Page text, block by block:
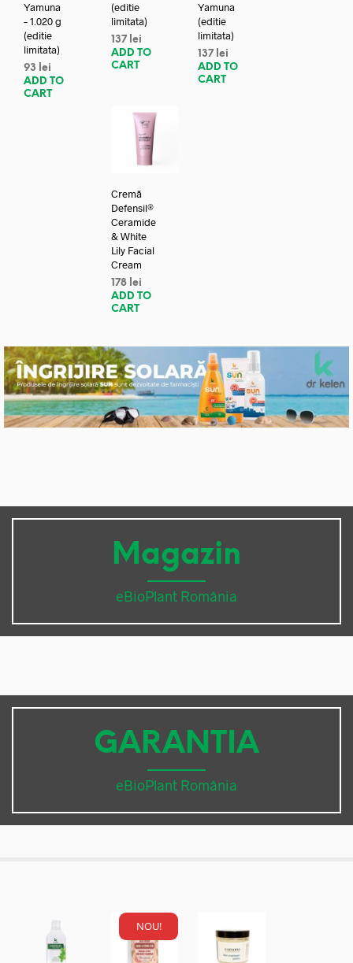
Yamuna
– 1.020 g
(editie
limitata)
93
lei
ADD TO
CART
(editie
limitata)
137 lei
ADD TO
CART
Yamuna
(editie
limitata)
137 lei
ADD TO
CART
Cremă
Defensil®
Ceramide
& White
Lily Facial
Cream
178 lei
ADD TO
CART
Magazin
eBioPlant România
GARANTIA
eBioPlant România
NOU!